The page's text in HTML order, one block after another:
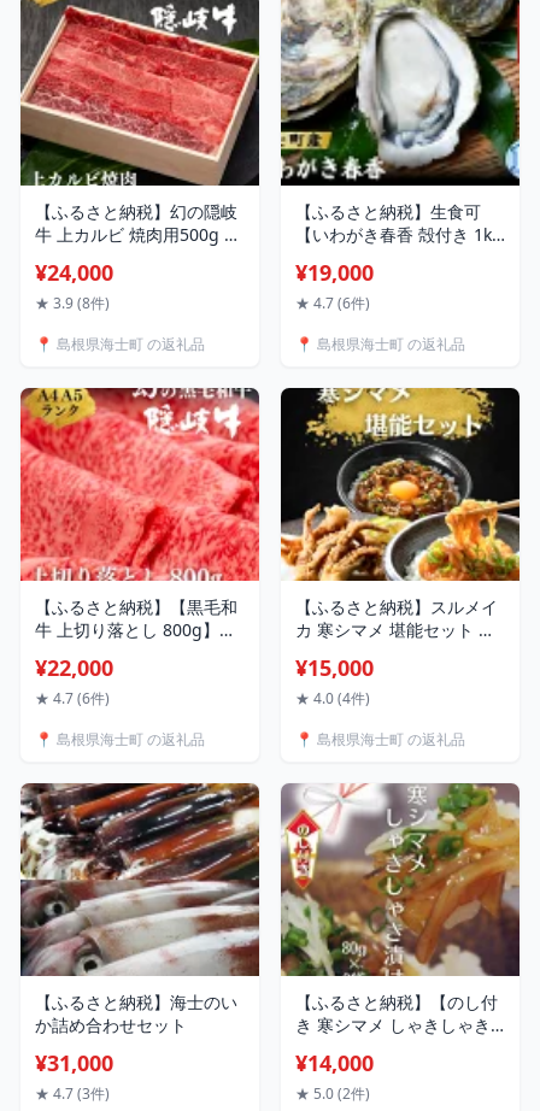
【ふるさと納税】幻の隠岐
牛 上カルビ 焼肉用500g 島
毛和牛 黒毛和牛 牛肉 肉 A4
A5 ブランド牛 焼肉 ロース
牛 和牛 牛 牛肉 赤身 にく
¥24,000
★ 3.9 (8件)
📍 島根県海士町 の返礼品
【ふるさと納税】生食可
【いわがき春香 殻付き 1kg
可 冷凍 牡蛎 牡蠣 かき カキ
岩牡蠣 いわがき 冷凍 春
¥19,000
★ 4.7 (6件)
📍 島根県海士町 の返礼品
【ふるさと納税】【黒毛和
牛 上切り落とし 800g】牛
牛 冷凍 送料無料 父の日 母
の日 バーベキュー ギフト
¥22,000
★ 4.7 (6件)
📍 島根県海士町 の返礼品
【ふるさと納税】スルメイ
カ 寒シマメ 堪能セット 肝
唐揚げ 冷凍 小分け 簡単 お
つまみ おかず いか イカ ス
歳暮 年末年始 御歳暮 ギフ
で年内発送
¥15,000
★ 4.0 (4件)
📍 島根県海士町 の返礼品
【ふるさと納税】海士のい
か詰め合わせセット
¥31,000
★ 4.7 (3件)
【ふるさと納税】【のし付
き 寒シマメ しゃきしゃき
480g 濃厚な旨味 天然醸造
醤油使用 いか イカ スルメ
¥14,000
★ 5.0 (2件)